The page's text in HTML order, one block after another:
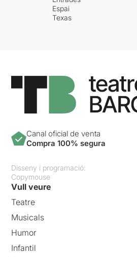
Espai
Texas
Canal oficial de venta
Compra 100% segura
Disseny i programació:
Copymouse
Vull veure
Teatre
Musicals
Humor
Infantil